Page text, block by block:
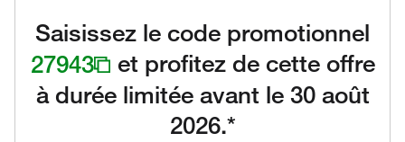
Saisissez le code promotionnel
27943
et profitez de cette offre
à durée limitée avant le 30 août
2026.*